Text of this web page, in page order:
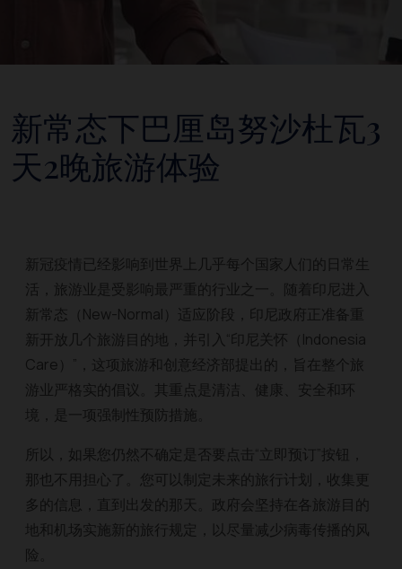
新常态下巴厘岛努沙杜瓦3
天2晚旅游体验
新冠疫情已经影响到世界上几乎每个国家人们的日常生
活，旅游业是受影响最严重的行业之一。随着印尼进入
新常态（New-Normal）适应阶段，印尼政府正准备重
新开放几个旅游目的地，并引入“印尼关怀（Indonesia
Care）”，这项旅游和创意经济部提出的，旨在整个旅
游业严格实的倡议。其重点是清洁、健康、安全和环
境，是一项强制性预防措施。
所以，如果您仍然不确定是否要点击“立即预订”按钮，
那也不用担心了。您可以制定未来的旅行计划，收集更
多的信息，直到出发的那天。政府会坚持在各旅游目的
地和机场实施新的旅行规定，以尽量减少病毒传播的风
险。